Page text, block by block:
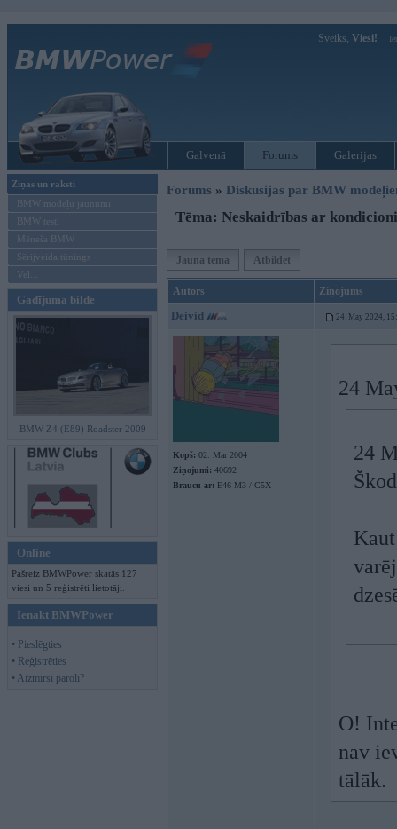
Sveiks, Viesi!
Galvenā Forums Galerijas
Ziņas un raksti
BMW modeļu jaunumi
BMW testi
Mēneša BMW
Sērijveida tūnings
Vel...
Gadījuma bilde
BMW Z4 (E89) Roadster 2009
Online
Pašreiz BMWPower skatās 127
viesi un 5 reģistrēti lietotāji.
Ienākt BMWPower
• Pieslēgties
• Reģistrēties
• Aizmirsi paroli?
Forums » Diskusijas par BMW
Tēma: Neskaidrības ar
Jauna tēma Atbildēt
Autors Ziņojums
Deivid 24. May 2024,
Kopš: 02. Mar 2004
Ziņojumi: 40692
Braucu ar: E46 M3 / C5X
24
24
O!
nav
tālāk.